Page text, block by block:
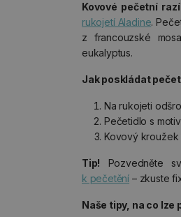
Kovové pečetní
rukojetí Aladine.
z francouzské
eukalyptus.
Jak poskládat
Na rukojeti
Pečetidlo s
Kovový kroužek
Tip! Pozvedněte
k pečetění – zkuste
Naše tipy, na co lze